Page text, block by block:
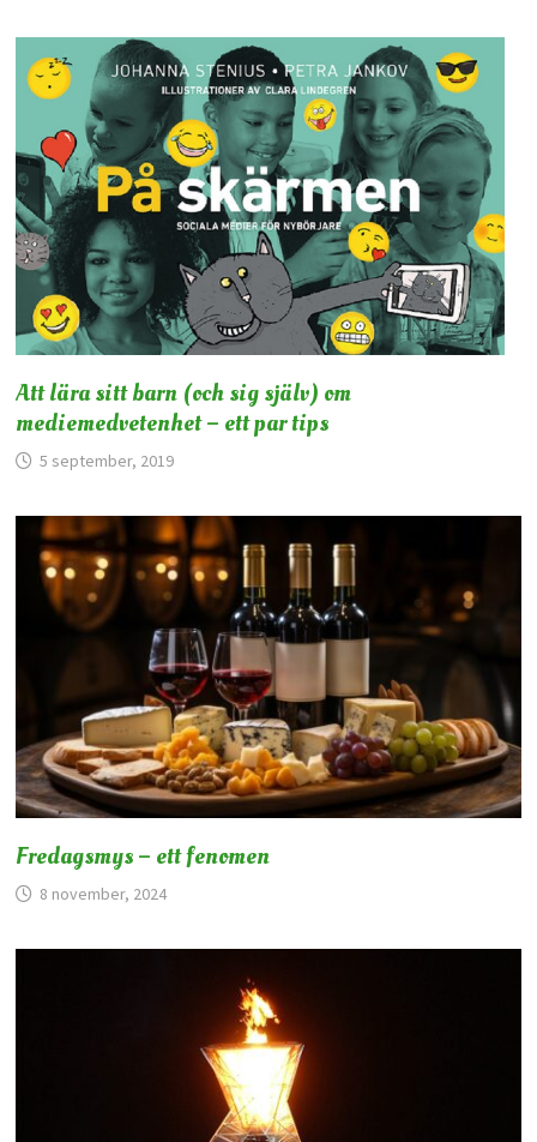
Att lära sitt barn (och sig själv) om
mediemedvetenhet – ett par tips
5 september, 2019
Fredagsmys – ett fenomen
8 november, 2024